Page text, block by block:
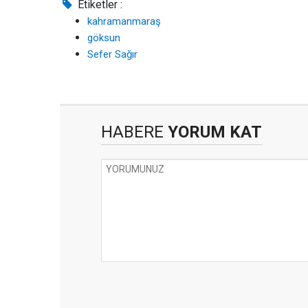
Etiketler :
kahramanmaraş
göksun
Sefer Sağır
HABERE YORUM KAT